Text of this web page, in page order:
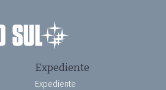
Expediente
Expediente